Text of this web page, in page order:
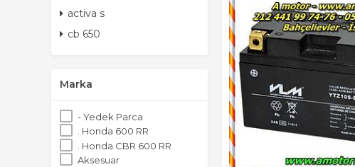
activa s
cb 650
Marka
- Yedek Parca
. Honda 600 RR
. Honda CBR 600 RR
Aksesuar